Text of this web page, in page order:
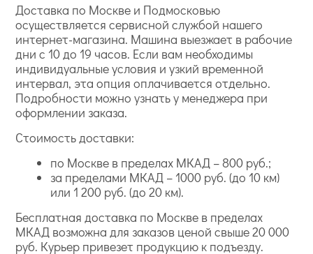
Доставка по Москве и Подмосковью
осуществляется сервисной службой нашего
интернет-магазина. Машина выезжает в рабочие
дни с 10 до 19 часов. Если вам необходимы
индивидуальные условия и узкий временной
интервал, эта опция оплачивается отдельно.
Подробности можно узнать у менеджера при
оформлении заказа.
Стоимость доставки:
по Москве в пределах МКАД – 800 руб.;
за пределами МКАД – 1000 руб. (до 10 км)
или 1 200 руб. (до 20 км).
Бесплатная доставка по Москве в пределах
МКАД возможна для заказов ценой свыше 20 000
руб. Курьер привезет продукцию к подъезду.